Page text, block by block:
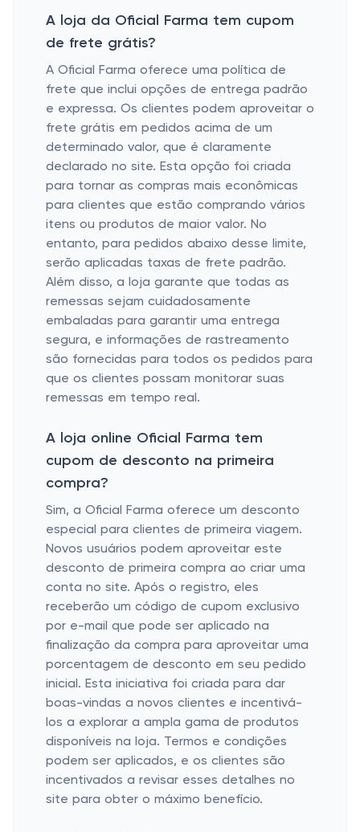
A loja da Oficial Farma tem cupom
de frete grátis?
A Oficial Farma oferece uma política de
frete que inclui opções de entrega padrão
e expressa. Os clientes podem aproveitar o
frete grátis em pedidos acima de um
determinado valor, que é claramente
declarado no site. Esta opção foi criada
para tornar as compras mais econômicas
para clientes que estão comprando vários
itens ou produtos de maior valor. No
entanto, para pedidos abaixo desse limite,
serão aplicadas taxas de frete padrão.
Além disso, a loja garante que todas as
remessas sejam cuidadosamente
embaladas para garantir uma entrega
segura, e informações de rastreamento
são fornecidas para todos os pedidos para
que os clientes possam monitorar suas
remessas em tempo real.
A loja online Oficial Farma tem
cupom de desconto na primeira
compra?
Sim, a Oficial Farma oferece um desconto
especial para clientes de primeira viagem.
Novos usuários podem aproveitar este
desconto de primeira compra ao criar uma
conta no site. Após o registro, eles
receberão um código de cupom exclusivo
por e-mail que pode ser aplicado na
finalização da compra para aproveitar uma
porcentagem de desconto em seu pedido
inicial. Esta iniciativa foi criada para dar
boas-vindas a novos clientes e incentivá-
los a explorar a ampla gama de produtos
disponíveis na loja. Termos e condições
podem ser aplicados, e os clientes são
incentivados a revisar esses detalhes no
site para obter o máximo benefício.